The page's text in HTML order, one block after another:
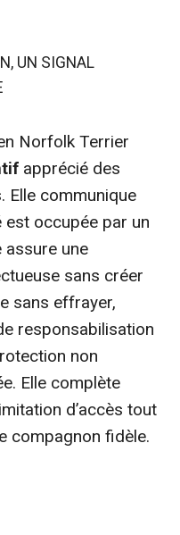
UN SIGNAL
Norfolk Terrier
apprécié des
Elle communique
occupée par un
assure une
sans créer
sans effrayer,
responsabilisation
non
Elle complète
d’accès tout
compagnon fidèle.